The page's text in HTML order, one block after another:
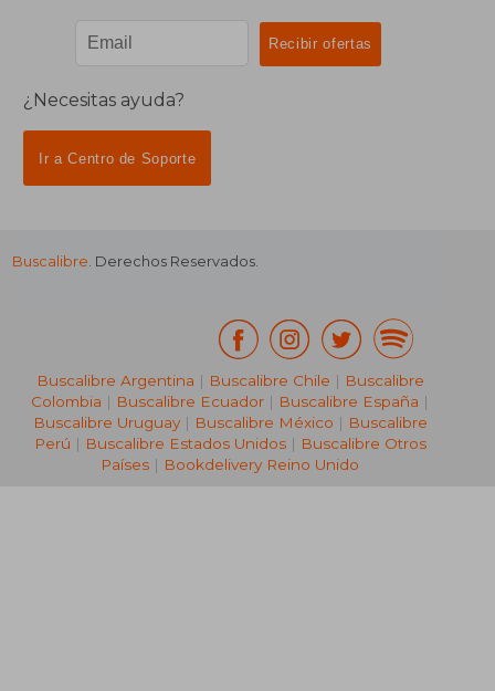
¿Necesitas ayuda?
Ir a Centro de Soporte
Buscalibre. Derechos Reservados.
Buscalibre Argentina | Buscalibre Chile | Buscalibre
Colombia | Buscalibre Ecuador | Buscalibre España |
Buscalibre Uruguay| Buscalibre México | Buscalibre
Perú | Buscalibre Estados Unidos| Buscalibre Otros
Países | Bookdelivery Reino Unido